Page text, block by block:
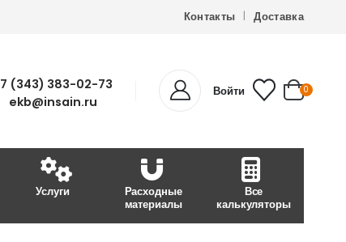
Контакты Доставка
(343) 383-02-73
ekb@insain.ru
Войти 0
Услуги
Расходные
материалы
Все
калькуляторы